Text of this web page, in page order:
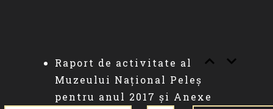
Raport de activitate al
Muzeului Național Peleș
pentru anul 2017 și Anexe